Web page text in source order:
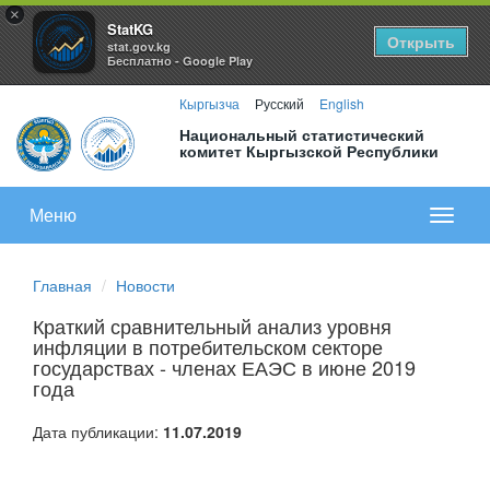
×
StatKG
stat.gov.kg
Бесплатно - Google Play
Открыть
Кыргызча Русский English
Национальный статистический
комитет Кыргызской Республики
меню
Меню
Главная Новости
Краткий сравнительный анализ уровня
инфляции в потребительском секторе
государствах - членах ЕАЭС в июне 2019
года
Дата публикации: 11.07.2019